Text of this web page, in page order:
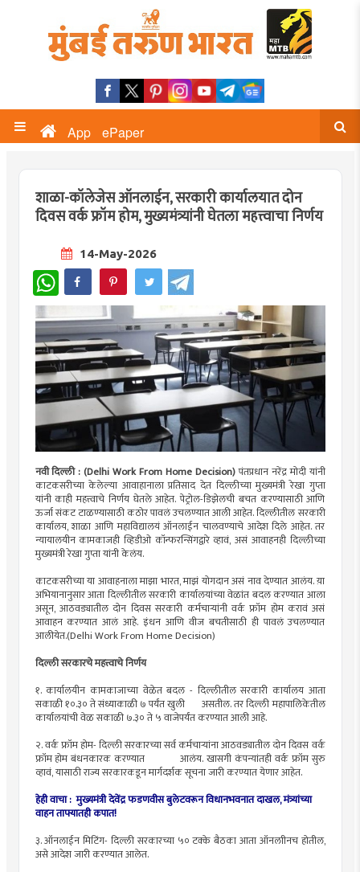
App ePaper
शाळा-कॉलेजेस ऑनलाईन, सरकारी कार्यालयात दोन
दिवस वर्क फ्रॉम होम, मुख्यमंत्र्यांनी घेतला महत्त्वाचा निर्णय
14-May-2026
WhatsApp
नवी दिल्ली : (Delhi Work From Home Decision)पंतप्रधान नरेंद्र मोदी यांनी
काटकसरीच्या केलेल्या आवाहानाला प्रतिसाद देत दिल्लीच्या मुख्यमंत्री रेखा गुप्ता
यांनी काही महत्त्वाचे निर्णय घेतले आहेत. पेट्रोल-डिझेलची बचत करण्यासाठी आणि
ऊर्जा संकट टाळण्यासाठी कठोर पावलं उचलण्यात आली आहेत. दिल्लीतील सरकारी
कार्यालय, शाळा आणि महाविद्यालयं ऑनलाईन चालवण्याचे आदेश दिले आहेत. तर
न्यायालयीन कामकाजही व्हिडीओ कॉन्फरन्सिंगद्वारे व्हावं, असं आवाहनही दिल्लीच्या
मुख्यमंत्री रेखा गुप्ता यांनी केलंय.
काटकसरीच्या या आवाहनाला माझा भारत, माझं योगदान असं नाव देण्यात आलंय. य़ा
अभियानानुसार आता दिल्लीतील सरकारी कार्यालयांच्या वेळांत बदल करण्यात आला
असून, आठवड्यातील दोन दिवस सरकारी कर्मचाऱ्यांनी वर्क फ्रॉम होम करावं असं
आवाहन करण्यात आलं आहे. इंधन आणि वीज बचतीसाठी ही पावलं उचलण्यात
आलीयेत.(Delhi Work From Home Decision)
दिल्ली सरकारचे महत्त्वाचे निर्णय
१. कार्यालयीन कामकाजाच्या वेळेत बदल - दिल्लीतील सरकारी कार्यालय आता
सकाळी १०.३० ते संध्याकाळी ७ पर्यंत खुली असतील. तर दिल्ली महापालिकेतील
कार्यालयांची वेळ सकाळी ७.३० ते ५ वाजेपर्यंत करण्यात आली आहे.
२. वर्क फ्रॉम होम- दिल्ली सरकारच्या सर्व कर्मचाऱ्यांना आठवड्यातील दोन दिवस वर्क
फ्रॉम होम बंधनकारक करण्यात आलंय. खासगी कंपन्यांतही वर्क फ्रॉम सुरु
व्हावं, यासाठी राज्य सरकारकडून मार्गदर्शक सूचना जारी करण्यात येणार आहेत.
हेही वाचा : मुख्यमंत्री देवेंद्र फडणवीस बुलेटवरून विधानभवनात दाखल, मंत्र्यांच्या
वाहन ताफ्यातही कपात!
३. ऑनलाईन मिटिंग- दिल्ली सरकारच्या ५० टक्के बैठका आता ऑनलाीनच होतील,
असे आदेश जारी करण्यात आलेत.